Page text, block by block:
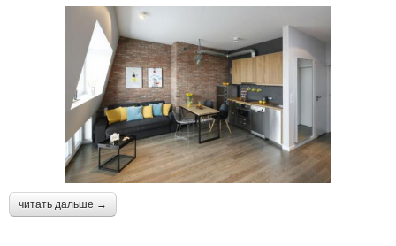
читать дальше →